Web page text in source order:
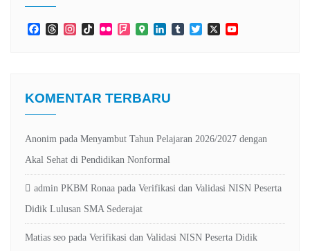
FacebookThreadsInstagramTikTokFlickr Foursquare
GoogleLinkedInTumblrTwitter
X
KOMENTAR TERBARU
Anonim pada Menyambut Tahun Pelajaran 2026/2027 dengan
Akal Sehat di Pendidikan Nonformal
admin PKBM Ronaa pada Verifikasi dan Validasi NISN Peserta
Didik Lulusan SMA Sederajat
Matias seo pada Verifikasi dan Validasi NISN Peserta Didik